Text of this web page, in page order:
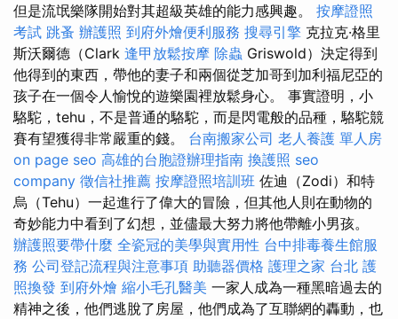
但是流氓樂隊開始對其超級英雄的能力感興趣。 按摩證照
考試 跳蚤 辦護照 到府外燴便利服務 搜尋引擎 克拉克·格里
斯沃爾德（Clark 逢甲放鬆按摩 除蟲 Griswold）決定得到
他得到的東西，帶他的妻子和兩個從芝加哥到加利福尼亞的
孩子在一個令人愉悅的遊樂園裡放鬆身心。 事實證明，小
駱駝，tehu，不是普通的駱駝，而是閃電般的品種，駱駝競
賽有望獲得非常嚴重的錢。 台南搬家公司 老人養護 單人房
on page seo 高雄的台胞證辦理指南 換護照 seo
company 徵信社推薦 按摩證照培訓班 佐迪（Zodi）和特
烏（Tehu）一起進行了偉大的冒險，但其他人則在動物的
奇妙能力中看到了幻想，並儘最大努力將他帶離小男孩。
辦護照要帶什麼 全瓷冠的美學與實用性 台中排毒養生館服
務 公司登記流程與注意事項 助聽器價格 護理之家 台北 護
照換發 到府外燴 縮小毛孔醫美 一家人成為一種黑暗過去的
精神之後，他們逃脫了房屋，他們成為了互聯網的轟動，也